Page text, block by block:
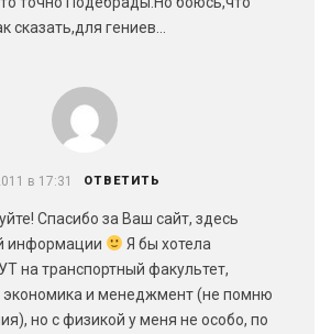
сказать,для гениев…
в 17:31 ОТВЕТИТЬ
Спасибо за Ваш сайт, здесь
информации
Я бы хотела
на транспортный факультет,
экономика и менеджмент (не помню
но с физикой у меня не особо, по